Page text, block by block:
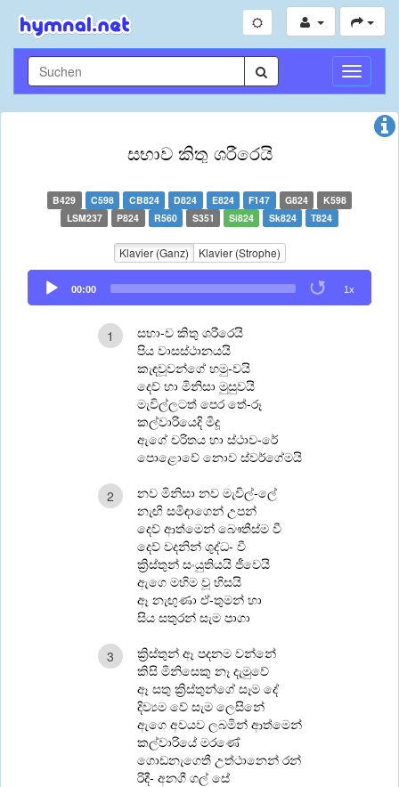
සභාව කිතු ශරීරෙයි
B429 C598 CB824 D824 E824 F147 G824
K598
LSM237
P824 R560 S351 Si824 Sk824 T824
Klavier (Ganz) Klavier (Strophe)
Audio
Player
00:00 1x
1
සභා-ව කිතු ශරීරෙයි
පිය වාසස්ථානයයි
කැඳවූවන්ගේ හමු-වයි
දෙව් හා මිනිසා මුසුවයි
මැවිල්ලටත් පෙර තේ-රූ
කල්වාරියෙදි මිදූ
ඇගේ චරිතය හා ස්ථාව-රේ
පොළොවේ නොව ස්වර්ගේමයි
2
නව මිනිසා නව මැවිල්-ලේ
නැඟි සමිඳාගෙන් උපන්
දෙව් ආත්මෙන් බෞතීස්ම වී
දෙව් වදනින් ශුද්ධ- වී
ක්‍රිස්තුන් සංයුතියයි ජීවෙයි
ඇගෙ මහිම වූ හිසයි
ඈ නැඟුණා ඒ-තුමන් හා
සිය සතුරන් සැම පාගා
3
ක්‍රිස්තුන් ඈ පදනම වන්නේ
කිසි මිනිසෙකු නෑ දැමුවේ
ඈ සතු ක්‍රිස්තුන්ගේ සෑම දේ
දිව්‍යම වේ සැම ලෙසිනේ
ඇගෙ අවයව ලබමින් ආත්මෙන්
කල්වාරියේ මරණේ
ගොඩනැගෙතී උත්ථානෙන් රන්
රිදී- අනගී ගල් සේ